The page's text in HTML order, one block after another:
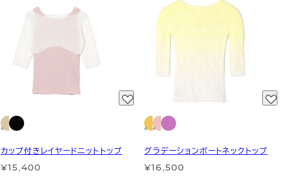
カップ付きレイヤードニットトップ
¥15,400
グラデーションボートネックトップ
¥16,500